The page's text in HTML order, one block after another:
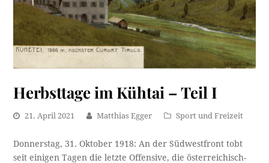
Herbsttage im Kühtai – Teil I
21. April 2021 Matthias Egger Sport und Freizeit
Donnerstag, 31. Oktober 1918: An der Südwestfront tobt
seit einigen Tagen die letzte Offensive, die österreichisch-